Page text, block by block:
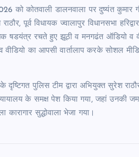
को कोतवाली डालनवाला पर दुष्यंत कुमार
पूर्व विधायक ज्वालापुर विधानसभा
षडयंत्र रचते हुए झूठी व मनगढंत ऑडियो व
का आपसी वार्तालाप करके सोशल
पुलिस टीम द्वारा अभियुक्त सुरेश
के समक्ष पेश किया गया, जहां उनकी
कारागार सुद्धोवाला भेजा गया।